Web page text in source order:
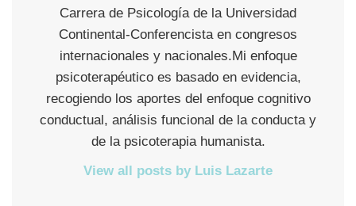
Carrera de Psicología de la Universidad
Continental-Conferencista en congresos
internacionales y nacionales.Mi enfoque
psicoterapéutico es basado en evidencia,
recogiendo los aportes del enfoque cognitivo
conductual, análisis funcional de la conducta y
de la psicoterapia humanista.
View all posts by Luis Lazarte